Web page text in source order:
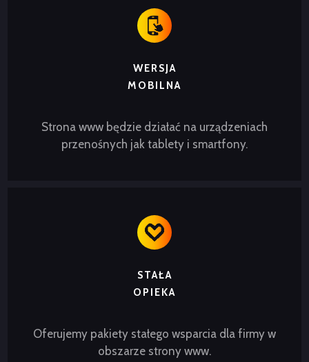
WERSJA
MOBILNA
Strona www będzie działać na urządzeniach
przenośnych jak tablety i smartfony.
STAŁA
OPIEKA
Oferujemy pakiety stałego wsparcia dla firmy w
obszarze strony www.